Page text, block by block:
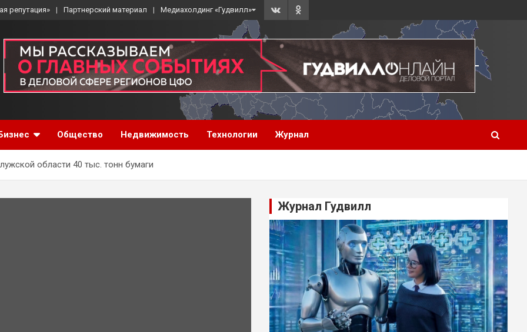
репутация» Партнерский материал Медиахолдинг «Гудвилл»
Общество Недвижимость Технологии Журнал
области 40 тыс. тонн бумаги
Журнал Гудвилл